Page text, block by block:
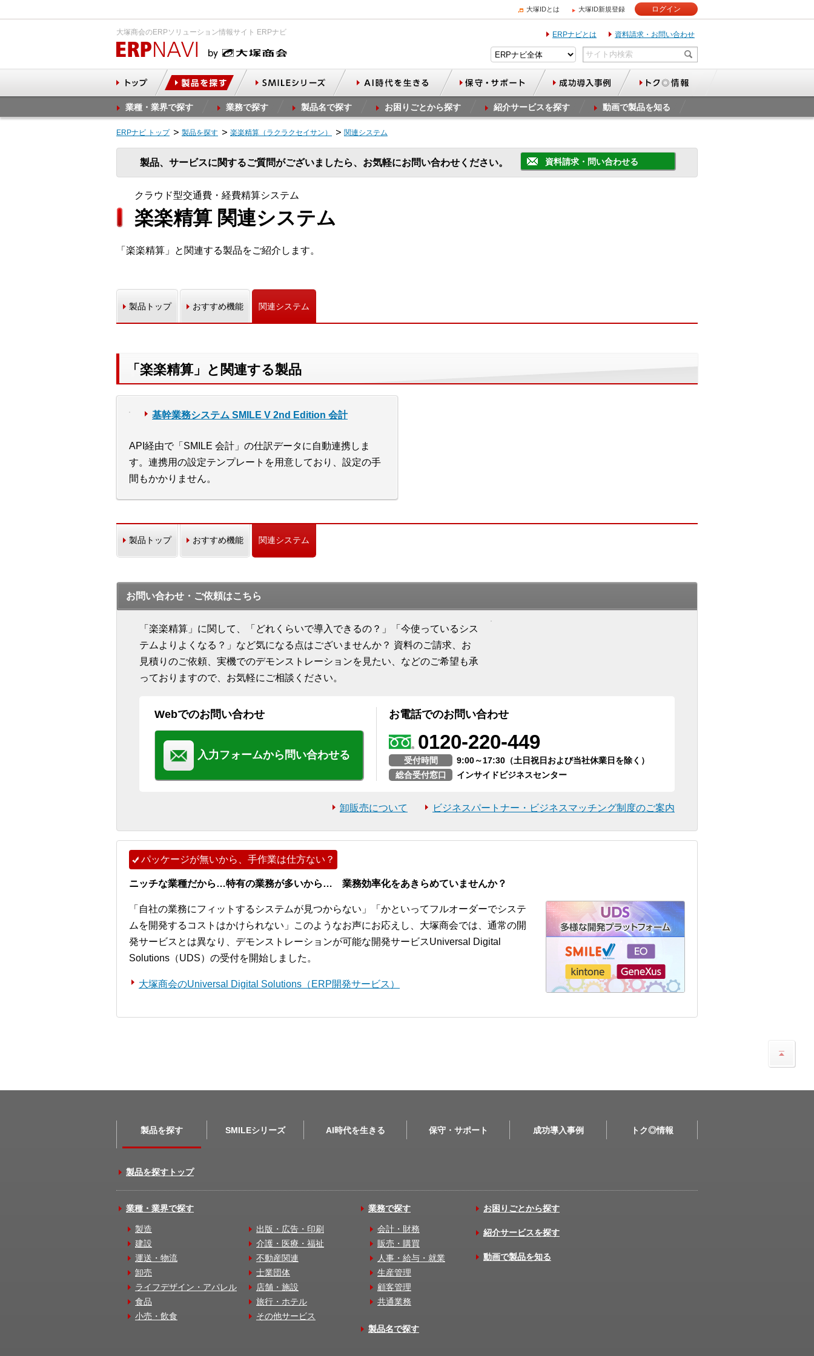
大塚IDとは 大塚ID新規登録 ログイン
大塚商会のERPソリューション情報サイト ERPナビ ERPナビとは 資料請求・お問い合わせ
業種・業界で探す 業務で探す 製品名で探す お困りごとから探す 紹介サービスを探す 動画で製品を知る
ERPナビ トップ 製品を探す 楽楽精算（ラクラクセイサン） 関連システム
製品、サービスに関するご質問がございましたら、お気軽にお問い合わせください。 資料請求・問い合わせる
クラウド型交通費・経費精算システム
楽楽精算 関連システム
「楽楽精算」と関連する製品をご紹介します。
製品トップ おすすめ機能 関連システム
「楽楽精算」と関連する製品
基幹業務システム SMILE V 2nd Edition 会計
API経由で「SMILE 会計」の仕訳データに自動連携しま
す。連携用の設定テンプレートを用意しており、設定の手
間もかかりません。
製品トップ おすすめ機能 関連システム
お問い合わせ・ご依頼はこちら
「楽楽精算」に関して、「どれくらいで導入できるの？」「今使っているシス
テムよりよくなる？」など気になる点はございませんか？ 資料のご請求、お
見積りのご依頼、実機でのデモンストレーションを見たい、などのご希望も承
っておりますので、お気軽にご相談ください。
Webでのお問い合わせ
入力フォームから問い合わせる
お電話でのお問い合わせ
0120-220-449
受付時間
9:00～17:30（土日祝日および当社休業日を除く）
総合受付窓口
インサイドビジネスセンター
卸販売について ビジネスパートナー・ビジネスマッチング制度のご案内
パッケージが無いから、手作業は仕方ない？
ニッチな業種だから…特有の業務が多いから… 業務効率化をあきらめていませんか？
「自社の業務にフィットするシステムが見つからない」「かといってフルオーダーでシステ
ムを開発するコストはかけられない」このようなお声にお応えし、大塚商会では、通常の開
発サービスとは異なり、デモンストレーションが可能な開発サービスUniversal Digital
Solutions（UDS）の受付を開始しました。
大塚商会のUniversal Digital Solutions（ERP開発サービス）
製品を探す SMILEシリーズ AI時代を生きる 保守・サポート 成功導入事例 トク◎情報
製品を探すトップ
業種・業界で探す
製造
建設
運送・物流
卸売
ライフデザイン・アパレル
食品
小売・飲食
出版・広告・印刷
介護・医療・福祉
不動産関連
士業団体
店舗・施設
旅行・ホテル
その他サービス
業務で探す
会計・財務
販売・購買
人事・給与・就業
生産管理
顧客管理
共通業務
製品名で探す
お困りごとから探す
紹介サービスを探す
動画で製品を知る